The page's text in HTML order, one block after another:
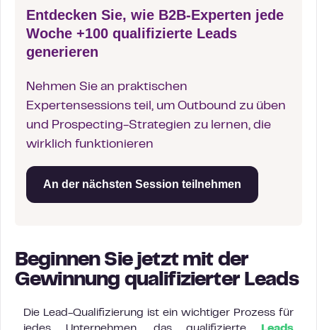
Entdecken Sie, wie B2B-Experten jede
Woche +100 qualifizierte Leads
generieren
Nehmen Sie an praktischen
Expertensessions teil, um Outbound zu üben
und Prospecting-Strategien zu lernen, die
wirklich funktionieren
An der nächsten Session teilnehmen
Beginnen Sie jetzt mit der
Gewinnung qualifizierter Leads
Die Lead-Qualifizierung ist ein wichtiger Prozess für